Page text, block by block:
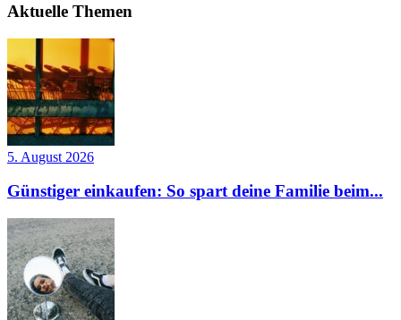
Aktuelle Themen
5. August 2026
Günstiger einkaufen: So spart deine Familie beim...